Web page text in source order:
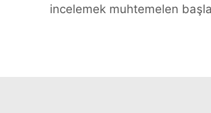
incelemek muhtemelen